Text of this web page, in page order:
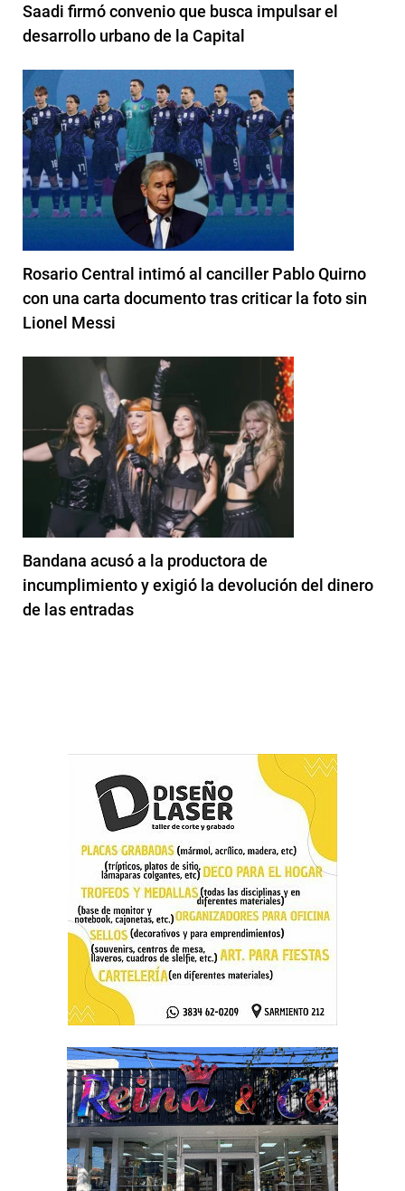
Saadi firmó convenio que busca impulsar el
desarrollo urbano de la Capital
Rosario Central intimó al canciller Pablo Quirno
con una carta documento tras criticar la foto sin
Lionel Messi
Bandana acusó a la productora de
incumplimiento y exigió la devolución del dinero
de las entradas